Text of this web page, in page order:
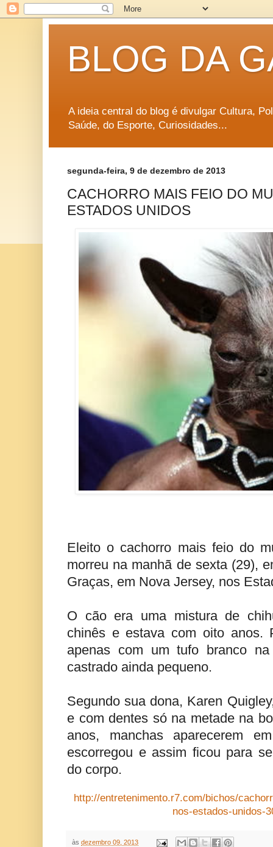
BLOG DA
A ideia central do blog é divulgar Cultura,
Saúde, do Esporte, Curiosidades...
segunda-feira, 9 de dezembro de 2013
CACHORRO MAIS FEIO DO
ESTADOS UNIDOS
Eleito o cachorro mais feio do
morreu na manhã de sexta (29),
Graças, em Nova Jersey, nos
O cão era uma mistura de
chinês e estava com oito anos.
apenas com um tufo branco
castrado ainda pequeno.
Segundo sua dona, Karen
e com dentes só na metade na
anos, manchas aparecerem
escorregou e assim ficou para
do corpo.
http://entretenimento.r7.com/bichos/
nos-estados-unidos-
às dezembro 09, 2013